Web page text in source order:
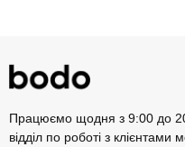
Працюємо щодня з 9:00 до
відділ по роботі з